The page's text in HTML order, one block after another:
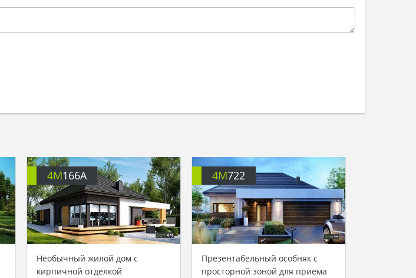
4M166A
Необычный жилой дом с
кирпичной отделкой
4M722
Презентабельный особняк с
просторной зоной для приема